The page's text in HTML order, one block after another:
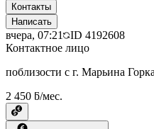
Контакты
Написать
вчера, 07:21 ID 4192608
Контактное лицо
поблизости с г. Марьина
2 450 ƃ/мес.